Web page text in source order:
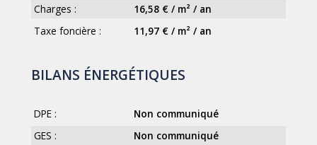
Charges :
16,58 € / m² / an
Taxe foncière :
11,97 € / m² / an
BILANS ÉNERGÉTIQUES
DPE :
Non communiqué
GES :
Non communiqué